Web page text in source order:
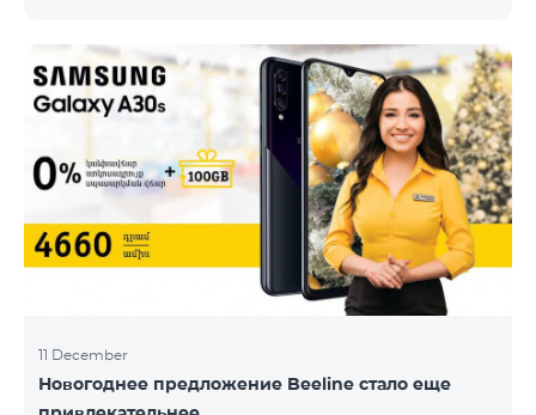
11 December
Новогоднее предложение Beeline стало еще